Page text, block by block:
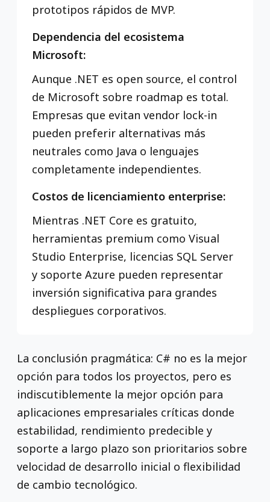
prototipos rápidos de MVP.
Dependencia del ecosistema
Microsoft:
Aunque .NET es open source, el control
de Microsoft sobre roadmap es total.
Empresas que evitan vendor lock-in
pueden preferir alternativas más
neutrales como Java o lenguajes
completamente independientes.
Costos de licenciamiento enterprise:
Mientras .NET Core es gratuito,
herramientas premium como Visual
Studio Enterprise, licencias SQL Server
y soporte Azure pueden representar
inversión significativa para grandes
despliegues corporativos.
La conclusión pragmática: C# no es la mejor
opción para todos los proyectos, pero es
indiscutiblemente la mejor opción para
aplicaciones empresariales críticas donde
estabilidad, rendimiento predecible y
soporte a largo plazo son prioritarios sobre
velocidad de desarrollo inicial o flexibilidad
de cambio tecnológico.